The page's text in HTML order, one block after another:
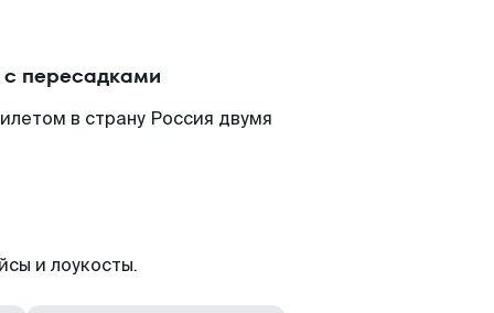
пересадками
в страну Россия двумя
и лоукосты.